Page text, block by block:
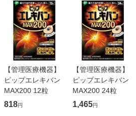
【管理医療機器】
ピップエレキバン
MAX200 12粒
818円
【管理医療機器】
ピップエレキバン
MAX200 24粒
1,465円